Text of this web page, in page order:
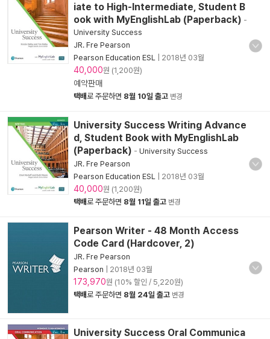
iate to High-Intermediate, Student B
ook with MyEnglishLab (Paperback) -
University Success
JR. Fre Pearson
Pearson Education ESL
2018년 03월
40,000원 (1,200원)
예약판매
택배로 주문하면 8월 10일 출고 변경
University Success Writing Advance
d, Student Book with MyEnglishLab
(Paperback) - University Success
JR. Fre Pearson
Pearson Education ESL
2018년 03월
40,000원 (1,200원)
택배로 주문하면 8월 11일 출고 변경
Pearson Writer - 48 Month Access
Code Card (Hardcover, 2)
JR. Fre Pearson
Pearson
2018년 03월
173,970원 (10% 할인 / 5,220원)
택배로 주문하면 8월 24일 출고 변경
University Success Oral Communica